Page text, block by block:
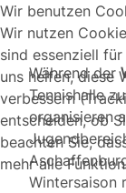
Während der
Tennishalle
organisieren
Wintersaison
Wir benutzen
Wir nutzen
sind essenziell
uns helfen, diese
verbessern
entscheiden, ob
beachten Sie,
mehr alle